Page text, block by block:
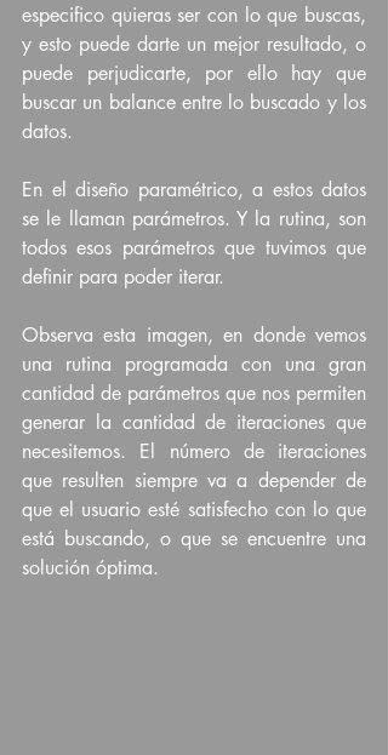
especifico quieras ser con lo que buscas,
y esto puede darte un mejor resultado, o
puede perjudicarte, por ello hay que
buscar un balance entre lo buscado y los
datos.
En el diseño paramétrico, a estos datos
se le llaman parámetros. Y la rutina, son
todos esos parámetros que tuvimos que
definir para poder iterar.
Observa esta imagen, en donde vemos
una rutina programada con una gran
cantidad de parámetros que nos permiten
generar la cantidad de iteraciones que
necesitemos. El número de iteraciones
que resulten siempre va a depender de
que el usuario esté satisfecho con lo que
está buscando, o que se encuentre una
solución óptima.